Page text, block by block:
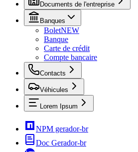
Documents de l'entreprise
Banques
BoletNEW
Banque
Carte de crédit
Compte bancaire
Contacts
Véhicules
Lorem Ipsum
NPM gerador-br
Doc Gerador-br